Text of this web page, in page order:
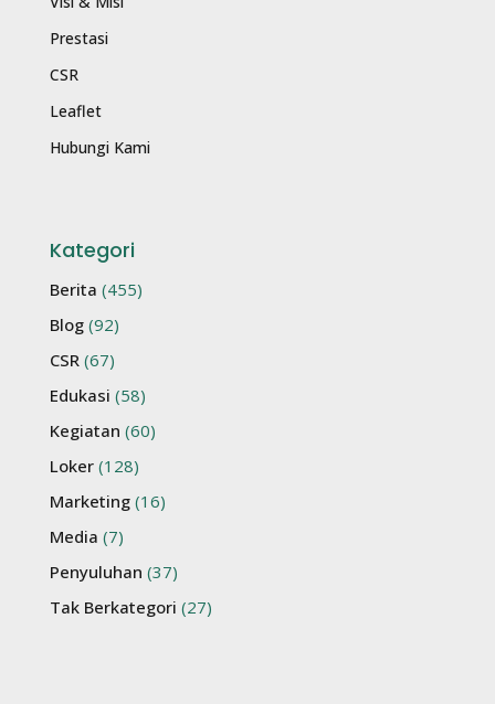
Prestasi
CSR
Leaflet
Hubungi Kami
Kategori
Berita (455)
Blog (92)
CSR (67)
Edukasi (58)
Kegiatan (60)
Loker (128)
Marketing (16)
Media (7)
Penyuluhan (37)
Tak Berkategori (27)